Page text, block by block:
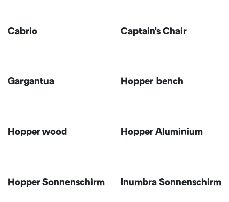
Cabrio Captain's Chair
Gargantua Hopper bench
Hopper wood Hopper Aluminium
Hopper Sonnenschirm Inumbra Sonnenschirm